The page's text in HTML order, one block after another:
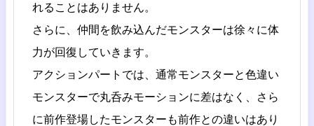
れることはありません。
さらに、仲間を飲み込んだモンスターは徐々に体
力が回復していきます。
アクションパートでは、通常モンスターと色違い
モンスターで丸呑みモーションに差はなく、さら
に前作登場したモンスターも前作との違いはあり